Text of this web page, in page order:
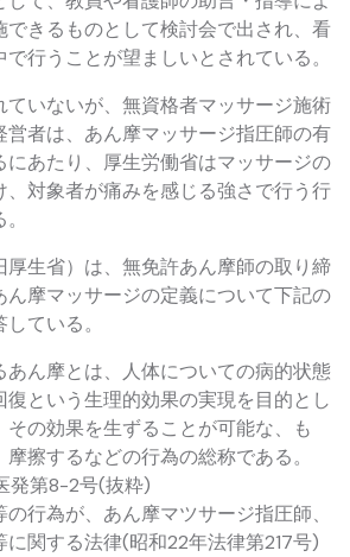
できるものとして検討会で出され、看
行うことが望ましいとされている。
ていないが、無資格者マッサージ施術
営者は、あん摩マッサージ指圧師の有
にあたり、厚生労働省はマッサージの
、対象者が痛みを感じる強さで行う行
厚生省）は、無免許あん摩師の取り締
ん摩マッサージの定義について下記の
ている。
あん摩とは、人体についての病的状態
という生理的効果の実現を目的とし
その効果を生ずることが可能な、も
擦するなどの行為の総称である。
発第8-2号(抜粋)
行為が、あん摩マツサージ指圧師、
に関する法律(昭和22年法律第217号)